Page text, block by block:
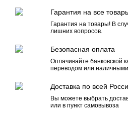
Гарантия на все
Гарантия на товары! В
лишних вопросов.
Безопасная оплата
Оплачивайте банковской
переводом или
Доставка по всей
Вы можете выбрать
или в пункт самовывоза